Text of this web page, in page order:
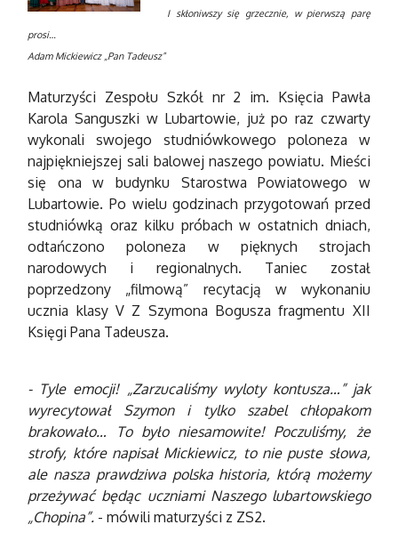
I skłoniwszy się grzecznie, w pierwszą parę
prosi…
Adam Mickiewicz „Pan Tadeusz”
Maturzyści Zespołu Szkół nr 2 im. Księcia Pawła
Karola Sanguszki w Lubartowie, już po raz czwarty
wykonali swojego studniówkowego poloneza w
najpiękniejszej sali balowej naszego powiatu. Mieści
się ona w budynku Starostwa Powiatowego w
Lubartowie. Po wielu godzinach przygotowań przed
studniówką oraz kilku próbach w ostatnich dniach,
odtańczono poloneza w pięknych strojach
narodowych i regionalnych. Taniec został
poprzedzony „filmową” recytacją w wykonaniu
ucznia klasy V Z Szymona Bogusza fragmentu XII
Księgi Pana Tadeusza.
- Tyle emocji! „Zarzucaliśmy wyloty kontusza…” jak
wyrecytował Szymon i tylko szabel chłopakom
brakowało… To było niesamowite! Poczuliśmy, że
strofy, które napisał Mickiewicz, to nie puste słowa,
ale nasza prawdziwa polska historia, którą możemy
przeżywać będąc uczniami Naszego lubartowskiego
„Chopina”. - mówili maturzyści z ZS2.